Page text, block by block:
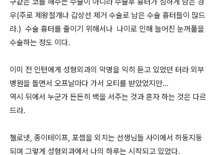
우(주로 제왕절개나 갑상선 제거 수술로 남은 수술 흉터들이 많드
라.) 수술 흉터를 줄이기 위해서나 나이로 인해 늘어진 눈꺼풀을
수술하는 정도 이다.
이미 전 인턴에게 성형외과의 악명을 익히 듣고 있었던 터라 외부
병원을 돌면서 오프날마다 가서 오티를 받았었지만...
역시 뒤에서 누군가 든든히 백을 서주는 것과 혼자 하는 것은 다르
드라.
젤로넷, 종이테이프, 포셉을 외치는 선생님들 사이에서 허둥지둥
되며 그렇게 성형외과에서 나의 하루는 시작되고 있었다.